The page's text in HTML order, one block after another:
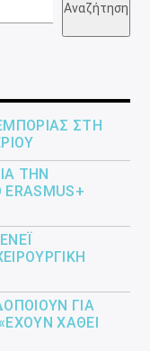
Αναζήτηση
ΣΤΗ
ΤΗΝ
ΓΙΑ
ΧΑΘΕΊ